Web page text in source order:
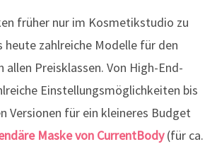
früher nur im Kosmetikstudio zu
heute zahlreiche Modelle für den
allen Preisklassen. Von High-End-
Einstellungsmöglichkeiten bis
Versionen für ein kleineres Budget
Maske von CurrentBody(für ca.